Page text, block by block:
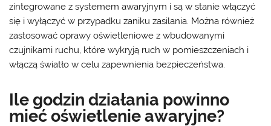
zintegrowane z systemem awaryjnym i są w stanie włączyć
się i wyłączyć w przypadku zaniku zasilania. Można również
zastosować oprawy oświetleniowe z wbudowanymi
czujnikami ruchu, które wykryją ruch w pomieszczeniach i
włączą światło w celu zapewnienia bezpieczeństwa.
Ile godzin działania powinno
mieć oświetlenie awaryjne?